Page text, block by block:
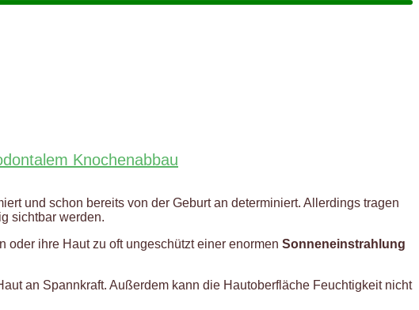
Knochenabbau
und schon bereits von der Geburt an determiniert. Allerdings tragen
sichtbar werden.
ihre Haut zu oft ungeschützt einer enormen Sonneneinstrahlung
an Spannkraft. Außerdem kann die Hautoberfläche Feuchtigkeit nicht